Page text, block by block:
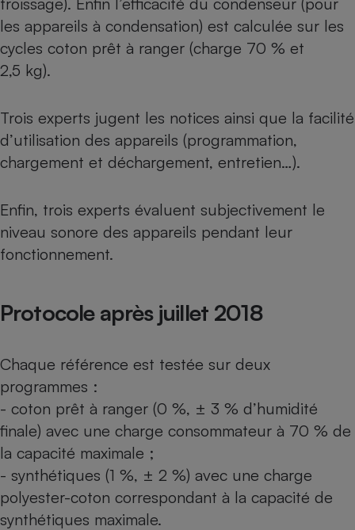
les appareils à condensation) est calculée sur les
cycles coton prêt à ranger (charge 70 % et
2,5 kg).
Trois experts jugent les notices ainsi que la facilité
d’utilisation des appareils (programmation,
chargement et déchargement, entretien…).
Enfin, trois experts évaluent subjectivement le
niveau sonore des appareils pendant leur
fonctionnement.
Protocole après juillet 2018
Chaque référence est testée sur deux
programmes :
- coton prêt à ranger (0 %, ± 3 % d’humidité
finale) avec une charge consommateur à 70 % de
la capacité maximale ;
- synthétiques (1 %, ± 2 %) avec une charge
polyester-coton correspondant à la capacité de
synthétiques maximale.